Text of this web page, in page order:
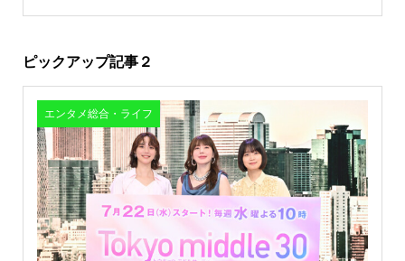
ピックアップ記事２
エンタメ総合・ライフ